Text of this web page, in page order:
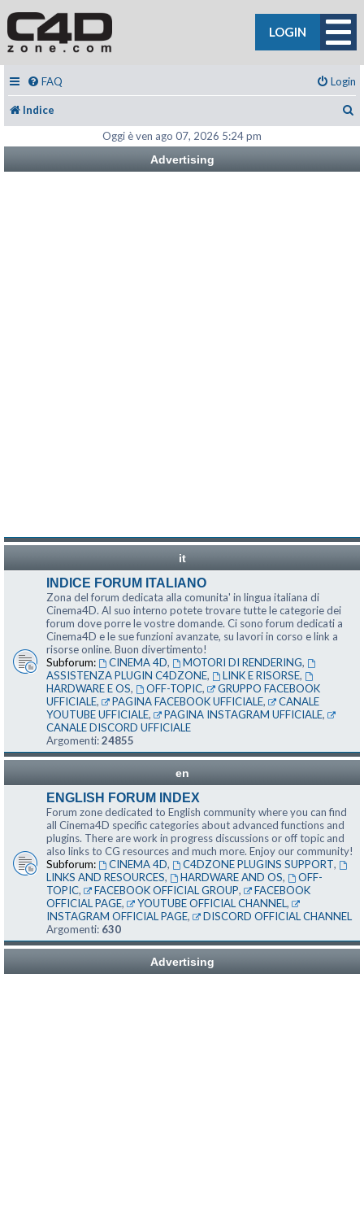
LOGIN
FAQ Login
Indice
Oggi è ven ago 07, 2026 5:24 pm
Advertising
it
INDICE FORUM ITALIANO
Zona del forum dedicata alla comunita' in lingua italiana di
Cinema4D. Al suo interno potete trovare tutte le categorie dei
forum dove porre le vostre domande. Ci sono forum dedicati a
Cinema4D e le sue funzioni avanzate, su lavori in corso e link a
risorse online. Buon divertimento!
Subforum:
CINEMA 4D, MOTORI DI RENDERING,
ASSISTENZA PLUGIN C4DZONE, LINK E RISORSE,
HARDWARE E OS, OFF-TOPIC,
GRUPPO FACEBOOK
UFFICIALE, PAGINA FACEBOOK UFFICIALE,
CANALE
YOUTUBE UFFICIALE, PAGINA INSTAGRAM UFFICIALE,
CANALE DISCORD UFFICIALE
Argomenti:24855
en
ENGLISH FORUM INDEX
Forum zone dedicated to English community where you can find
all Cinema4D specific categories about advanced functions and
plugins. There are work in progress discussions or off topic and
also links to CG resources and much more. Enjoy our community!
Subforum:
CINEMA 4D, C4DZONE PLUGINS SUPPORT,
LINKS AND RESOURCES, HARDWARE AND OS,
OFF-
TOPIC, FACEBOOK OFFICIAL GROUP,
FACEBOOK
OFFICIAL PAGE, YOUTUBE OFFICIAL CHANNEL,
INSTAGRAM OFFICIAL PAGE,
DISCORD OFFICIAL CHANNEL
Argomenti: 630
Advertising